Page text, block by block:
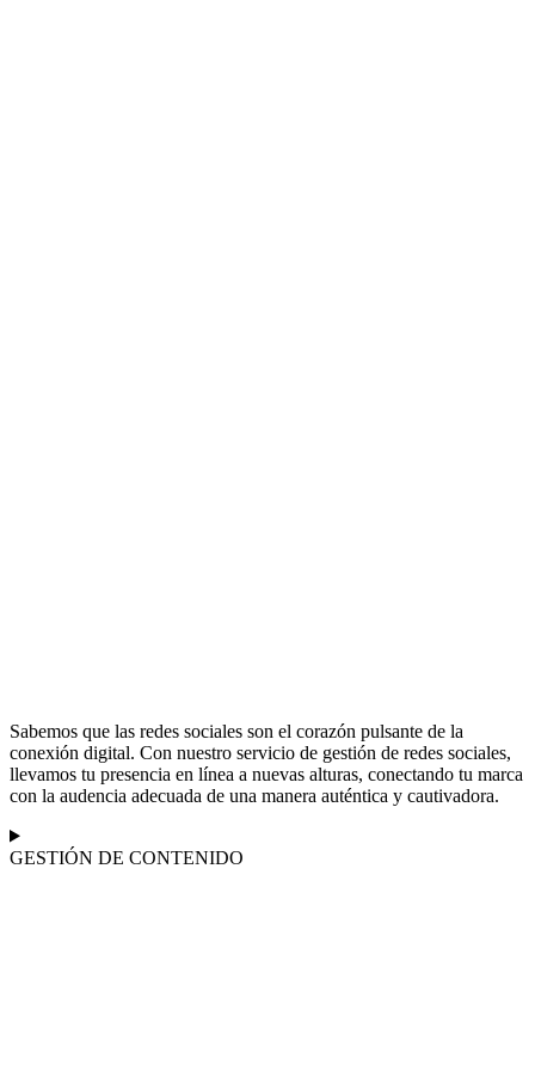
Sabemos que las redes sociales son el corazón pulsante de la
conexión digital. Con nuestro servicio de gestión de redes sociales,
llevamos tu presencia en línea a nuevas alturas, conectando tu marca
con la audencia adecuada de una manera auténtica y cautivadora.
GESTIÓN DE CONTENIDO